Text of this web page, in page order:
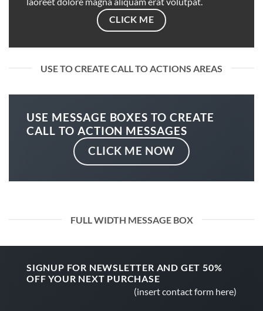
CLICK ME
USE TO CREATE CALL TO ACTIONS AREAS
USE MESSAGE BOXES TO CREATE
CALL TO ACTION MESSAGES
CLICK ME NOW
FULL WIDTH MESSAGE BOX
SIGNUP FOR NEWSLETTER AND GET 50%
OFF YOUR NEXT PURCHASE
(insert contact form here)